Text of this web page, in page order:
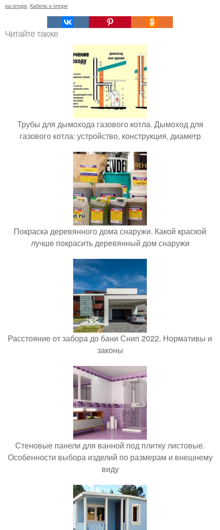
на опоре, Кабель к опоре
Читайте также
Трубы для дымохода газового котла. Дымоход для
газового котла: устройство, конструкция, диаметр
Покраска деревянного дома снаружи. Какой краской
лучше покрасить деревянный дом снаружи
Расстояние от забора до бани Снип 2022. Нормативы и
законы
Стеновые панели для ванной под плитку листовые.
Особенности выбора изделий по размерам и внешнему
виду